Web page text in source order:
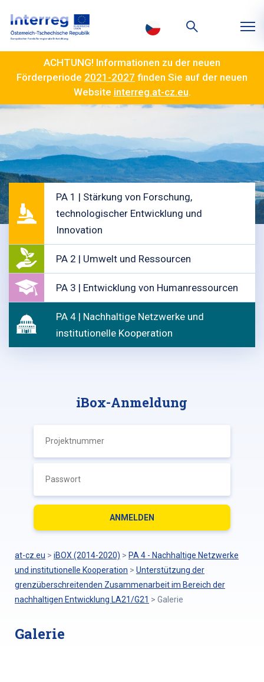
ACHTUNG! Informationen zu der neuen
Förderperiode 2021-2027 finden Sie auf der neuen
Website interreg.at-cz.eu.
PA 1 | Stärkung von Forschung,
technologischer Entwicklung und
Innovation
PA 2 | Umwelt und Ressourcen
PA 3 | Entwicklung von Humanressourcen
PA 4 | Nachhaltige Netzwerke und
institutionelle Kooperation
iBox-Anmeldung
at-cz.eu > iBOX (2014-2020) > PA 4 - Nachhaltige Netzwerke
und institutionelle Kooperation > Unterstützung der
grenzüberschreitenden Zusammenarbeit im Bereich der
nachhaltigen Entwicklung LA21/G21 > Galerie
Galerie